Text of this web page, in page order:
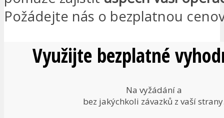
Požádejte nás o bezplatnou
Využijte bezplatné
Na vyžádání a
bez jakýchkoli závazků z vaší